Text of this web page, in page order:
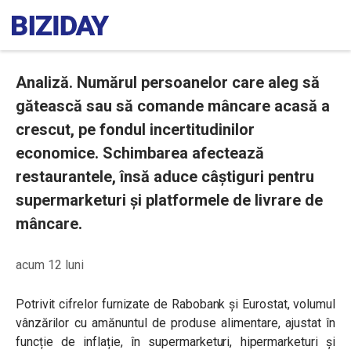
Analiză. Numărul persoanelor care aleg să
gătească sau să comande mâncare acasă a
crescut, pe fondul incertitudinilor
economice. Schimbarea afectează
restaurantele, însă aduce câștiguri pentru
supermarketuri și platformele de livrare de
mâncare.
acum 12 luni
Potrivit cifrelor furnizate de Rabobank și Eurostat, volumul
vânzărilor cu amănuntul de produse alimentare, ajustat în
funcție de inflație, în supermarketuri, hipermarketuri și